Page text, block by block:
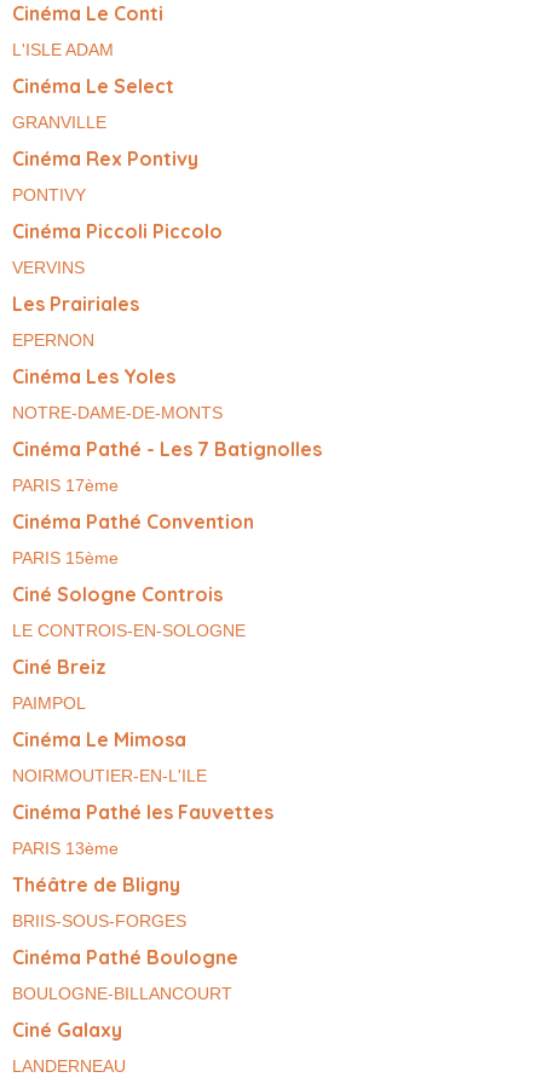
Cinéma Le Conti
L'ISLE ADAM
Cinéma Le Select
GRANVILLE
Cinéma Rex Pontivy
PONTIVY
Cinéma Piccoli Piccolo
VERVINS
Les Prairiales
EPERNON
Cinéma Les Yoles
NOTRE-DAME-DE-MONTS
Cinéma Pathé - Les 7 Batignolles
PARIS 17ème
Cinéma Pathé Convention
PARIS 15ème
Ciné Sologne Controis
LE CONTROIS-EN-SOLOGNE
Ciné Breiz
PAIMPOL
Cinéma Le Mimosa
NOIRMOUTIER-EN-L'ILE
Cinéma Pathé les Fauvettes
PARIS 13ème
Théâtre de Bligny
BRIIS-SOUS-FORGES
Cinéma Pathé Boulogne
BOULOGNE-BILLANCOURT
Ciné Galaxy
LANDERNEAU